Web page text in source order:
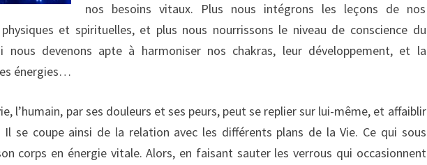
nos besoins vitaux. Plus nous intégrons les leçons de nos
physiques et spirituelles, et plus nous nourrissons le niveau de conscience du
nous devenons apte à harmoniser nos chakras, leur développement, et la
énergies…
l’humain, par ses douleurs et ses peurs, peut se replier sur lui-même, et affaiblir
Il se coupe ainsi de la relation avec les différents plans de la Vie. Ce qui sous
corps en énergie vitale. Alors, en faisant sauter les verrous qui occasionnent